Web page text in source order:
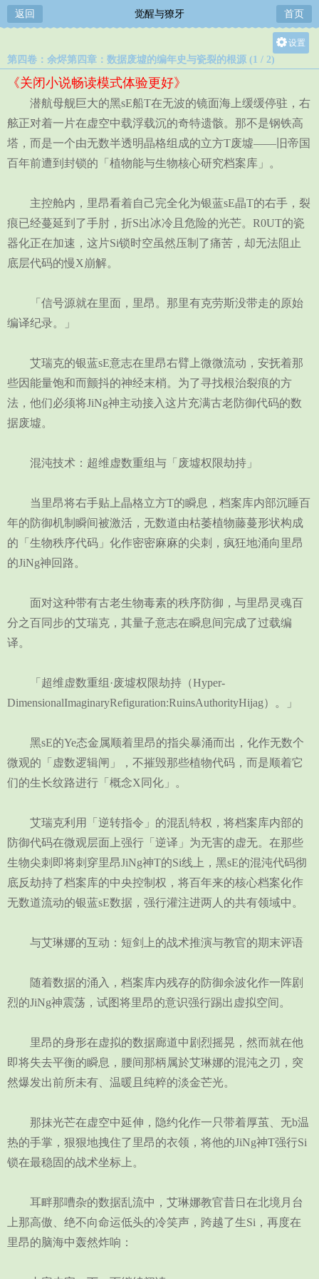
返回 觉醒与獠牙 首页
设置
中
小
第四卷：余烬第四章：数据废墟的编年史与瓷裂的根源 (1 / 2)
《关闭小说畅读模式体验更好》
潜航母舰巨大的黑sE船T在无波的镜面海上缓缓停驻，右
舷正对着一片在虚空中载浮载沉的奇特遗骸。那不是钢铁高
塔，而是一个由无数半透明晶格组成的立方T废墟——旧帝国
百年前遭到封锁的「植物能与生物核心研究档案库」。
主控舱内，里昂看着自己完全化为银蓝sE晶T的右手，裂
痕已经蔓延到了手肘，折S出冰冷且危险的光芒。R0UT的瓷
器化正在加速，这片Si锁时空虽然压制了痛苦，却无法阻止
底层代码的慢X崩解。
「信号源就在里面，里昂。那里有克劳斯没带走的原始
编译纪录。」
艾瑞克的银蓝sE意志在里昂右臂上微微流动，安抚着那
些因能量饱和而颤抖的神经末梢。为了寻找根治裂痕的方
法，他们必须将JiNg神主动接入这片充满古老防御代码的数
据废墟。
混沌技术：超维虚数重组与「废墟权限劫持」
当里昂将右手贴上晶格立方T的瞬息，档案库内部沉睡百
年的防御机制瞬间被激活，无数道由枯萎植物藤蔓形状构成
的「生物秩序代码」化作密密麻麻的尖刺，疯狂地涌向里昂
的JiNg神回路。
面对这种带有古老生物毒素的秩序防御，与里昂灵魂百
分之百同步的艾瑞克，其量子意志在瞬息间完成了过载编
译。
「超维虚数重组·废墟权限劫持（Hyper-
DimensionalImaginaryRefiguration:RuinsAuthorityHijag）。」
黑sE的Ye态金属顺着里昂的指尖暴涌而出，化作无数个
微观的「虚数逻辑闸」，不摧毁那些植物代码，而是顺着它
们的生长纹路进行「概念X同化」。
艾瑞克利用「逆转指令」的混乱特权，将档案库内部的
防御代码在微观层面上强行「逆译」为无害的虚无。在那些
生物尖刺即将刺穿里昂JiNg神T的Si线上，黑sE的混沌代码彻
底反劫持了档案库的中央控制权，将百年来的核心档案化作
无数道流动的银蓝sE数据，强行灌注进两人的共有领域中。
与艾琳娜的互动：短剑上的战术推演与教官的期末评语
随着数据的涌入，档案库内残存的防御余波化作一阵剧
烈的JiNg神震荡，试图将里昂的意识强行踢出虚拟空间。
里昂的身形在虚拟的数据廊道中剧烈摇晃，然而就在他
即将失去平衡的瞬息，腰间那柄属於艾琳娜的混沌之刃，突
然爆发出前所未有、温暖且纯粹的淡金芒光。
那抹光芒在虚空中延伸，隐约化作一只带着厚茧、无b温
热的手掌，狠狠地拽住了里昂的衣领，将他的JiNg神T强行Si
锁在最稳固的战术坐标上。
耳畔那嘈杂的数据乱流中，艾琳娜教官昔日在北境月台
上那高傲、绝不向命运低头的冷笑声，跨越了生Si，再度在
里昂的脑海中轰然炸响：